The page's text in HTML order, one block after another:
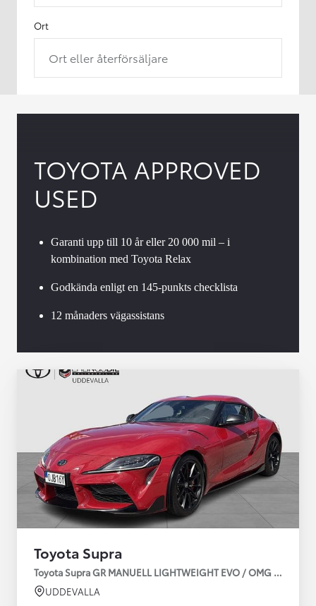
Ort
Ort eller återförsäljare
TOYOTA APPROVED
USED
Garanti upp till 10 år eller 20 000 mil – i
kombination med Toyota Relax
Godkända enligt en 145-punkts checklista
12 månaders vägassistans
Toyota Supra
Toyota Supra GR MANUELL LIGHTWEIGHT EVO / OMG LEV!
UDDEVALLA